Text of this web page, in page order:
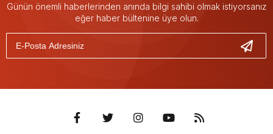
Günün önemli haberlerinden anında bilgi sahibi olmak istiyorsanız
eğer haber bültenine üye olun.